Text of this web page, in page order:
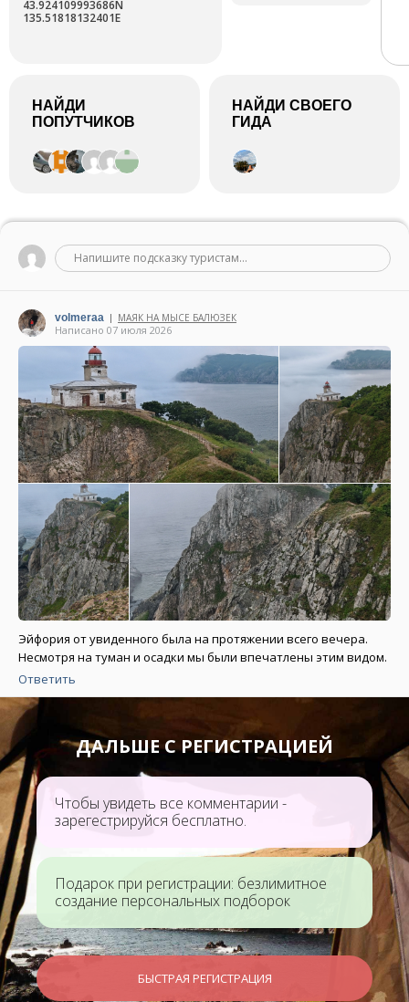
43.924109993686N
135.51818132401E
НАЙДИ
ПОПУТЧИКОВ
НАЙДИ СВОЕГО
ГИДА
Напишите подсказку туристам...
volmeraa | МАЯК НА МЫСЕ БАЛЮЗЕК
Написано 07 июля 2026
Эйфория от увиденного была на протяжении всего вечера.
Несмотря на туман и осадки мы были впечатлены этим видом.
Ответить
ДАЛЬШЕ С РЕГИСТРАЦИЕЙ
Чтобы увидеть все комментарии -
зарегестрируйся бесплатно.
Подарок при регистрации: безлимитное
создание персональных подборок
БЫСТРАЯ РЕГИСТРАЦИЯ